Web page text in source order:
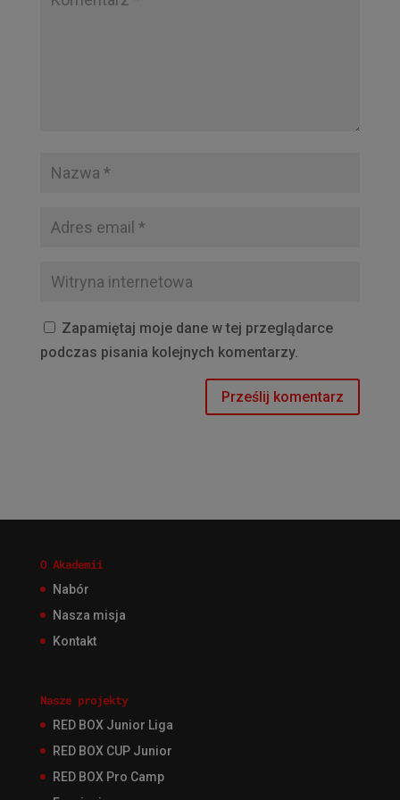
Zapamiętaj moje dane w tej przeglądarce
podczas pisania kolejnych komentarzy.
O Akademii
Nabór
Nasza misja
Kontakt
Nasze projekty
RED BOX Junior Liga
RED BOX CUP Junior
RED BOX Pro Camp